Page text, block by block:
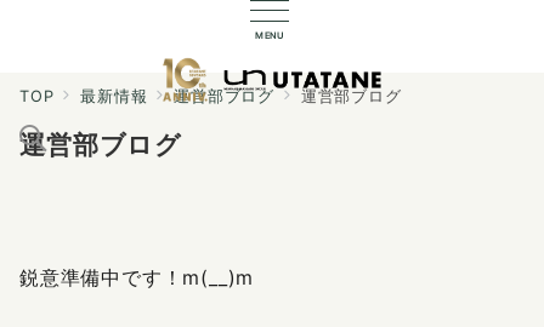
MENU
TOP 最新情報 運営部ブログ 運営部ブログ
運営部ブログ
鋭意準備中です！m(__)m